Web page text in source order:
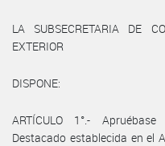
LA SUBSECRETARIA DE
EXTERIOR
DISPONE:
ARTÍCULO 1°.-
Destacado establecida en el